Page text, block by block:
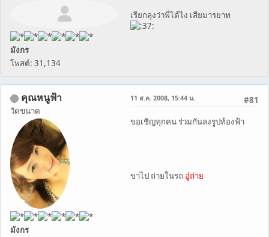
มังกร
โพสต์: 31,134
เรียกลุงว่าพี่ได้ไง เสียมารยาท
คุณหนูฟ้า
วัดขนาด
มังกร
#81
11 ส.ค. 2008, 15:44 น.
ขอเชิญทุกคน ร่วมกันลงรูปท้องฟ้า
ขาไป ถ่ายในรถ อู๋ถ่าย